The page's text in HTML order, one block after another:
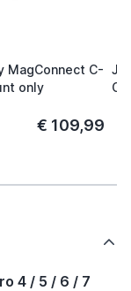
MagConnect C-
only
€ 109,99
4 / 5 / 6 / 7